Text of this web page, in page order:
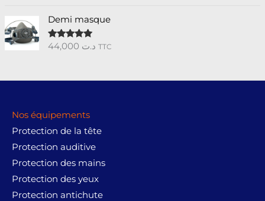
Demi masque
Note5.00د.ت TTC
Nos équipements
Protection de la tête
Protection auditive
Protection des mains
Protection des yeux
Protection antichute